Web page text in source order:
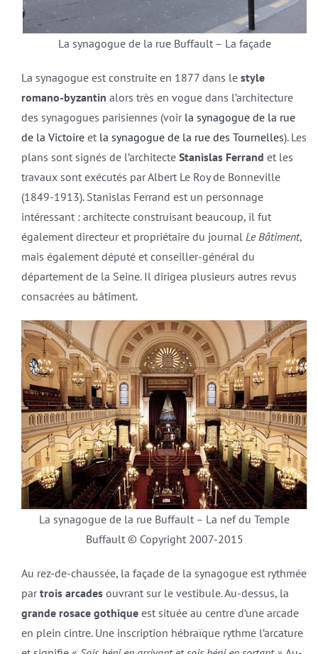
La synagogue de la rue Buffault – La façade
La synagogue est construite en 1877 dans le style
romano-byzantin alors très en vogue dans l’architecture
des synagogues parisiennes (voir la synagogue de la rue
de la Victoireet la synagogue de la rue des Tournelles). Les
plans sont signés de l’architecte Stanislas Ferrand et les
travaux sont exécutés par Albert Le Roy de Bonneville
(1849-1913). Stanislas Ferrand est un personnage
intéressant : architecte construisant beaucoup, il fut
également directeur et propriétaire du journal Le Bâtiment,
mais également député et conseiller-général du
département de la Seine. Il dirigea plusieurs autres revus
consacrées au bâtiment.
La synagogue de la rue Buffault – La nef du Temple
Buffault © Copyright 2007-2015
Au rez-de-chaussée, la façade de la synagogue est rythmée
partrois arcades ouvrant sur le vestibule. Au-dessus, la
grande rosace gothiqueest située au centre d’une arcade
en plein cintre. Une inscription hébraïque rythme l’arcature